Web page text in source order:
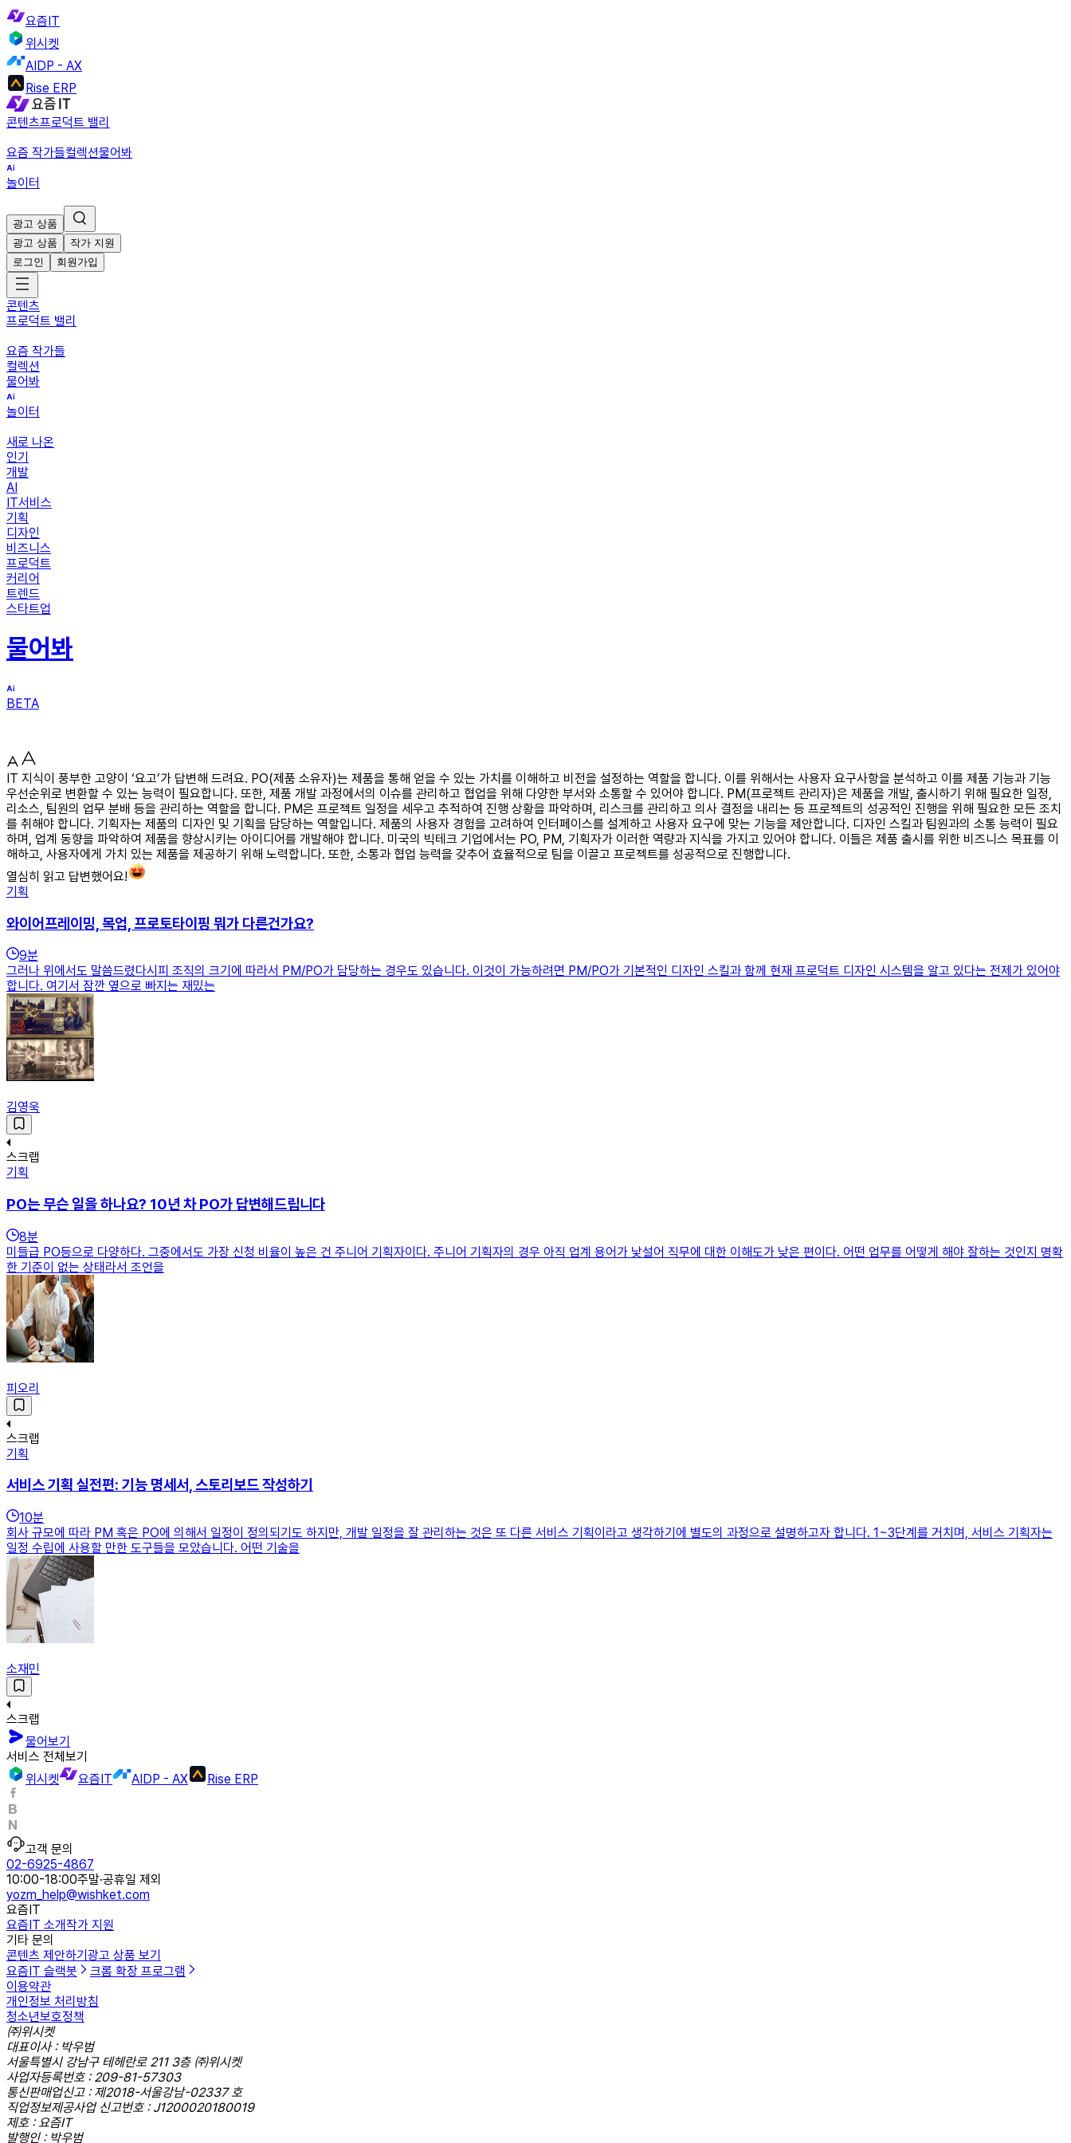
요즘IT
위시켓
AIDP - AX
Rise ERP
콘텐츠프로덕트 밸리
요즘 작가들컬렉션물어봐
놀이터
광고 상품
광고 상품
작가 지원
로그인
회원가입
콘텐츠
프로덕트 밸리
요즘 작가들
컬렉션
물어봐
놀이터
새로 나온
인기
개발
AI
IT서비스
기획
디자인
비즈니스
프로덕트
커리어
트렌드
스타트업
물어봐
BETA
IT 지식이 풍부한 고양이 ‘요고’가 답변해 드려요. PO(제품 소유자)는 제품을 통해 얻을 수 있는 가치를 이해하고 비전을 설정하는 역할을 합니다. 이를 위해서는 사용자 요구사항을 분석하고 이를 제품 기능과 기능
우선순위로 변환할 수 있는 능력이 필요합니다. 또한, 제품 개발 과정에서의 이슈를 관리하고 협업을 위해 다양한 부서와 소통할 수 있어야 합니다. PM(프로젝트 관리자)은 제품을 개발, 출시하기 위해 필요한 일정,
리소스, 팀원의 업무 분배 등을 관리하는 역할을 합니다. PM은 프로젝트 일정을 세우고 추적하여 진행 상황을 파악하며, 리스크를 관리하고 의사 결정을 내리는 등 프로젝트의 성공적인 진행을 위해 필요한 모든 조치
를 취해야 합니다. 기획자는 제품의 디자인 및 기획을 담당하는 역할입니다. 제품의 사용자 경험을 고려하여 인터페이스를 설계하고 사용자 요구에 맞는 기능을 제안합니다. 디자인 스킬과 팀원과의 소통 능력이 필요
하며, 업계 동향을 파악하여 제품을 향상시키는 아이디어를 개발해야 합니다. 미국의 빅테크 기업에서는 PO, PM, 기획자가 이러한 역량과 지식을 가지고 있어야 합니다. 이들은 제품 출시를 위한 비즈니스 목표를 이
해하고, 사용자에게 가치 있는 제품을 제공하기 위해 노력합니다. 또한, 소통과 협업 능력을 갖추어 효율적으로 팀을 이끌고 프로젝트를 성공적으로 진행합니다.
열심히 읽고 답변했어요!
기획
와이어프레이밍, 목업, 프로토타이핑 뭐가 다른건가요?
9분
그러나 위에서도 말씀드렸다시피 조직의 크기에 따라서 PM/PO가 담당하는 경우도 있습니다. 이것이 가능하려면 PM/PO가 기본적인 디자인 스킬과 함께 현재 프로덕트 디자인 시스템을 알고 있다는 전제가 있어야
합니다. 여기서 잠깐 옆으로 빠지는 재밌는
김영욱
스크랩
기획
PO는 무슨 일을 하나요? 10년 차 PO가 답변해드립니다
8분
미들급 PO등으로 다양하다. 그중에서도 가장 신청 비율이 높은 건 주니어 기획자이다. 주니어 기획자의 경우 아직 업계 용어가 낯설어 직무에 대한 이해도가 낮은 편이다. 어떤 업무를 어떻게 해야 잘하는 것인지 명확
한 기준이 없는 상태라서 조언을
피오리
스크랩
기획
서비스 기획 실전편: 기능 명세서, 스토리보드 작성하기
10분
회사 규모에 따라 PM 혹은 PO에 의해서 일정이 정의되기도 하지만, 개발 일정을 잘 관리하는 것은 또 다른 서비스 기획이라고 생각하기에 별도의 과정으로 설명하고자 합니다. 1~3단계를 거치며, 서비스 기획자는
일정 수립에 사용할 만한 도구들을 모았습니다. 어떤 기술을
소재민
스크랩
물어보기
서비스 전체보기
위시켓
요즘IT AIDP - AX Rise ERP
고객 문의
02-6925-4867
10:00-18:00주말·공휴일 제외
yozm_help@wishket.com
요즘IT
요즘IT 소개작가 지원
기타 문의
콘텐츠 제안하기 광고 상품 보기
요즘IT 슬랙봇
크롬 확장 프로그램
이용약관
개인정보 처리방침
청소년보호정책
㈜위시켓
대표이사 : 박우범
서울특별시 강남구 테헤란로 211 3층 ㈜위시켓
사업자등록번호 : 209-81-57303
통신판매업신고 : 제2018-서울강남-02337 호
직업정보제공사업 신고번호 : J1200020180019
제호 : 요즘IT
발행인 : 박우범